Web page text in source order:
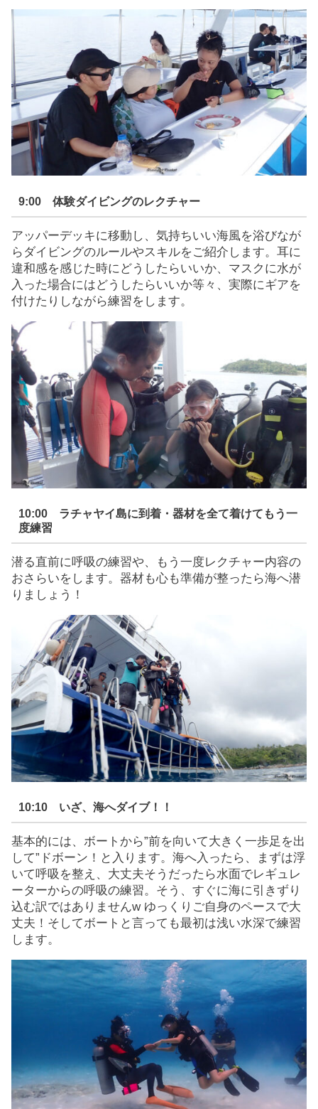
9:00 体験ダイビングのレクチャー
アッパーデッキに移動し、気持ちいい海風を浴びなが
らダイビングのルールやスキルをご紹介します。耳に
違和感を感じた時にどうしたらいいか、マスクに水が
入った場合にはどうしたらいいか等々、実際にギアを
付けたりしながら練習をします。
10:00 ラチャヤイ島に到着・器材を全て着けてもう一
度練習
潜る直前に呼吸の練習や、もう一度レクチャー内容の
おさらいをします。器材も心も準備が整ったら海へ潜
りましょう！
10:10 いざ、海へダイブ！！
基本的には、ボートから”前を向いて大きく一歩足を出
して”ドボーン！と入ります。海へ入ったら、まずは浮
いて呼吸を整え、大丈夫そうだったら水面でレギュレ
ーターからの呼吸の練習。そう、すぐに海に引きずり
込む訳ではありませんw ゆっくりご自身のペースで大
丈夫！そしてボートと言っても最初は浅い水深で練習
します。